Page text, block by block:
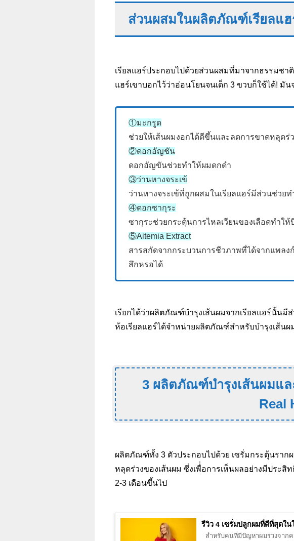
ส่วนผสมในผลิตภัณฑ์เรียลแฮ
เรียลแฮร์ประกอบไปด้วยส่วนผสมที่มาจากธรรมชา
แฮร์เขาบอกไว้ว่าอ่อนโยนจนเด็ก 3 ขวบก็ใช้ได้! มั
①มะกรูด
ช่วยให้เส้นผมงอกได้ดีขึ้นและลดการขาดหลุดร่
②ดอกอัญชัน
ดอกอัญขันช่วยทำให้ผมดกดำ
③ว่านหางจระเข้
ว่านหางจระเข้ที่ถูกผสมในเรียลแฮร์มีส่วนช่วย
④ดอกซากุระ
ซากุระช่วยกระตุ้นการไหลเวียนของเลือดทำใ
⑤Aitemia Extract
สารสกัดจากกระบวนการชีวภาพที่ได้จากแพล
สึกหรอได้
เรียกได้ว่าผลิตภัณฑ์บำรุงเส้นผมจากเรียลแฮร์นั้นมี
ห้อเรียลแฮร์ได้จำหน่ายผลิตภัณฑ์สำหรับบำรุงเส้น
3 ผลิตภัณฑ์บำรุงเส้นผมแล
Real
ผลิตภัณฑ์ทั้ง 3 ตัวประกอบไปด้วย เซรั่มกระตุ้นราก
หลุดร่วงของเส้นผม ซึ่งเพื่่อการเห็นผลอย่างมีประสิ
2-3 เดือนขึ้นไป
รีวิว 4 เซรั่มปลูกผมที่ดีที่สุดใน
สำหรับคนที่มีปัญหาผมร่วงจากค